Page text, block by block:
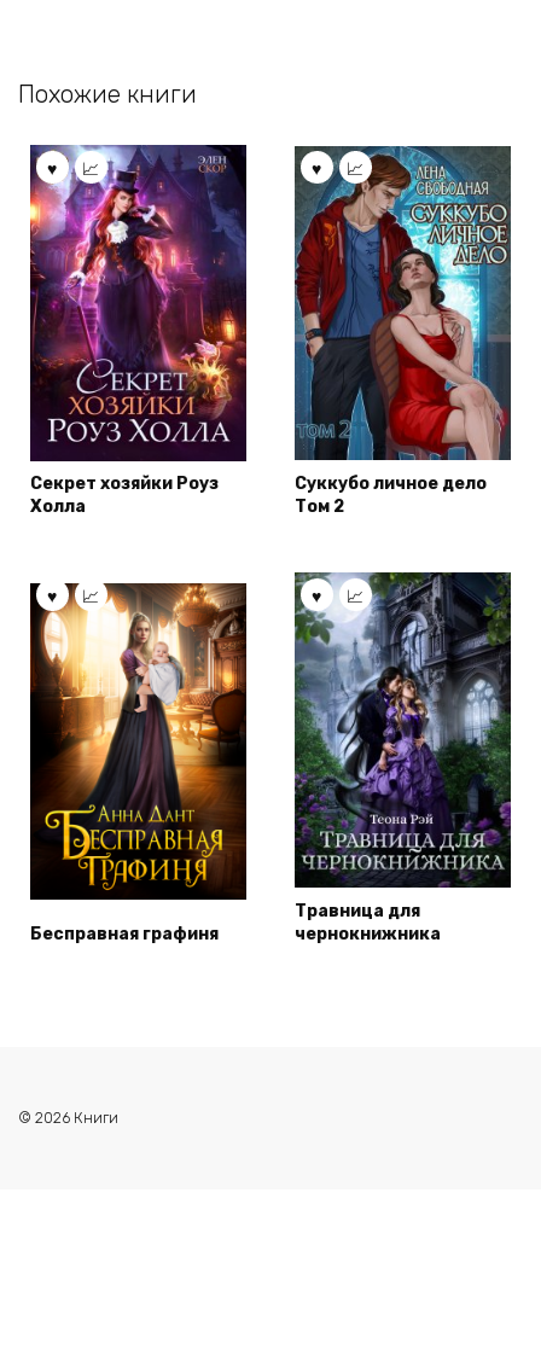
Похожие книги
Секрет хозяйки Роуз
Холла
Суккубо личное дело
Том 2
Бесправная графиня
Травница для
чернокнижника
© 2026 Книги